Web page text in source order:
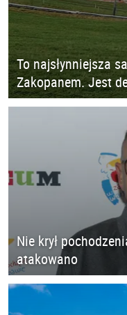
To najsłynniejsza
Zakopanem. Jest
Nie krył
atakowano